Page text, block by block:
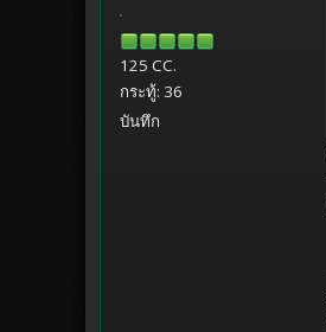
125 CC.
กระทู้: 36
บันทึก